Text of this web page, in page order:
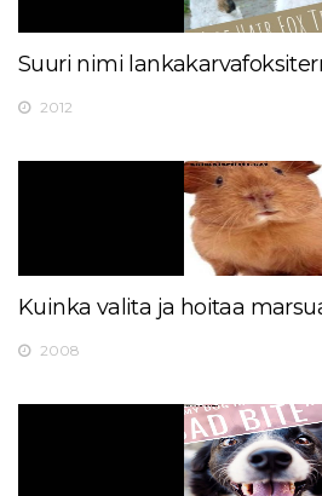
Suuri nimi
2012
Kuinka valita ja hoitaa
2008